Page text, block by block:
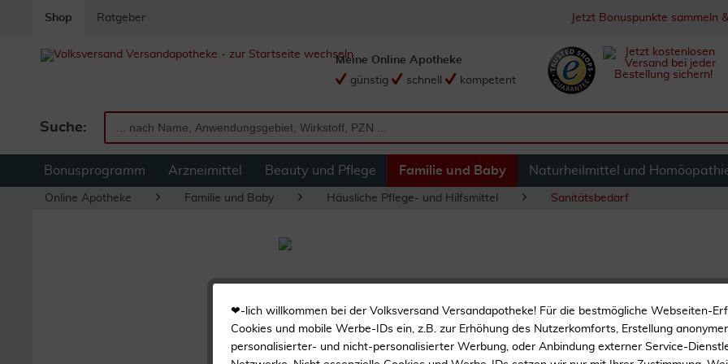
Shop Ratgeber Jetzt Bonuspunkte sammeln
Suche:
Meine Online Apotheke
günstig
schnell kompetent
Bonusprogramm Arzneimittel Beauty und Pflege Familie und Baby Naturheilmittel und
Online Apotheke Familie und Baby Häusliche Pflege- und Hilfsmittel Sanitätsbedarf
Wattestäbchen
1 Stück
❤-lich willkommen bei der Volksversand Versandapotheke! Für die bestmögliche Webseiten-
Cookies und mobile Werbe-IDs ein, z.B. zur Erhöhung des Nutzerkomforts, Erstellung
personalisierter- und nicht-personalisierter Werbung, oder Anbindung externer Service-